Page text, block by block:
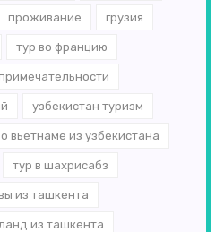
проживание грузия
тур во францию
узбекистан туризм
вьетнаме из узбекистана
тур в шахрисабз
из ташкента
из ташкента